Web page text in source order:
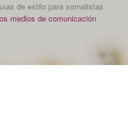
de estilo para xornalistas
medios de comunicación